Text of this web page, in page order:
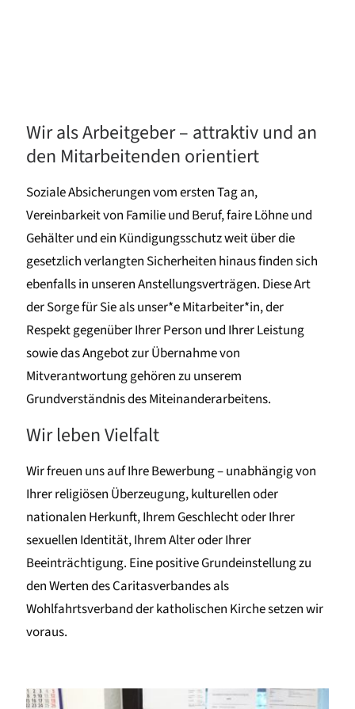
Wir als Arbeitgeber – attraktiv und an
den Mitarbeitenden orientiert
Soziale Absicherungen vom ersten Tag an,
Vereinbarkeit von Familie und Beruf, faire Löhne und
Gehälter und ein Kündigungsschutz weit über die
gesetzlich verlangten Sicherheiten hinaus finden sich
ebenfalls in unseren Anstellungsverträgen. Diese Art
der Sorge für Sie als unser*e Mitarbeiter*in, der
Respekt gegenüber Ihrer Person und Ihrer Leistung
sowie das Angebot zur Übernahme von
Mitverantwortung gehören zu unserem
Grundverständnis des Miteinanderarbeitens.
Wir leben Vielfalt
Wir freuen uns auf Ihre Bewerbung – unabhängig von
Ihrer religiösen Überzeugung, kulturellen oder
nationalen Herkunft, Ihrem Geschlecht oder Ihrer
sexuellen Identität, Ihrem Alter oder Ihrer
Beeinträchtigung. Eine positive Grundeinstellung zu
den Werten des Caritasverbandes als
Wohlfahrtsverband der katholischen Kirche setzen wir
voraus.